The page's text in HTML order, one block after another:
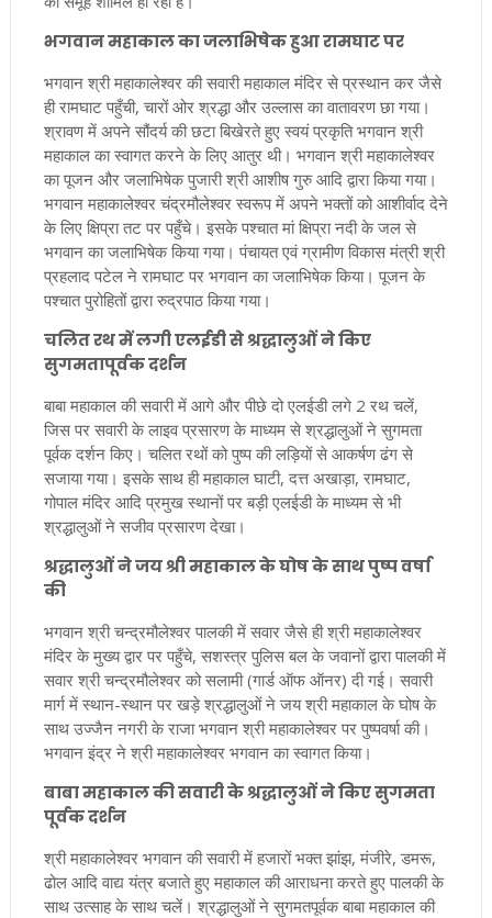
भगवान महाकाल का जलाभिषेक हुआ रामघाट पर
भगवान श्री महाकालेश्वर की सवारी महाकाल मंदिर से प्रस्थान कर जैसे
ही रामघाट पहुँची, चारों ओर श्रद्धा और उल्लास का वातावरण छा गया।
श्रावण में अपने सौंदर्य की छटा बिखेरते हुए स्वयं प्रकृति भगवान श्री
महाकाल का स्वागत करने के लिए आतुर थी। भगवान श्री महाकालेश्वर
का पूजन और जलाभिषेक पुजारी श्री आशीष गुरु आदि द्वारा किया गया।
भगवान महाकालेश्वर चंद्रमौलेश्वर स्वरूप में अपने भक्तों को आशीर्वाद देने
के लिए क्षिप्रा तट पर पहुँचे। इसके पश्चात मां क्षिप्रा नदी के जल से
भगवान का जलाभिषेक किया गया। पंचायत एवं ग्रामीण विकास मंत्री श्री
प्रहलाद पटेल ने रामघाट पर भगवान का जलाभिषेक किया। पूजन के
पश्चात पुरोहितों द्वारा रुद्रपाठ किया गया।
चलित रथ में लगी एलईडी से श्रद्धालुओं ने किए
सुगमतापूर्वक दर्शन
बाबा महाकाल की सवारी में आगे और पीछे दो एलईडी लगे 2 रथ चलें,
जिस पर सवारी के लाइव प्रसारण के माध्यम से श्रद्धालुओं ने सुगमता
पूर्वक दर्शन किए। चलित रथों को पुष्प की लड़ियों से आकर्षण ढंग से
सजाया गया। इसके साथ ही महाकाल घाटी, दत्त अखाड़ा, रामघाट,
गोपाल मंदिर आदि प्रमुख स्थानों पर बड़ी एलईडी के माध्यम से भी
श्रद्धालुओं ने सजीव प्रसारण देखा।
श्रद्धालुओं ने जय श्री महाकाल के घोष के साथ पुष्प वर्षा
की
भगवान श्री चन्द्रमौलेश्वर पालकी में सवार जैसे ही श्री महाकालेश्वर
मंदिर के मुख्य द्वार पर पहुँचे, सशस्त्र पुलिस बल के जवानों द्वारा पालकी में
सवार श्री चन्द्रमौलेश्वर को सलामी (गार्ड ऑफ ऑनर) दी गई। सवारी
मार्ग में स्थान-स्थान पर खड़े श्रद्धालुओं ने जय श्री महाकाल के घोष के
साथ उज्जैन नगरी के राजा भगवान श्री महाकालेश्वर पर पुष्पवर्षा की।
भगवान इंद्र ने श्री महाकालेश्वर भगवान का स्वागत किया।
बाबा महाकाल की सवारी के श्रद्धालुओं ने किए सुगमता
पूर्वक दर्शन
श्री महाकालेश्वर भगवान की सवारी में हजारों भक्त झांझ, मंजीरे, डमरू,
ढोल आदि वाद्य यंत्र बजाते हुए महाकाल की आराधना करते हुए पालकी के
साथ उत्साह के साथ चलें। श्रद्धालुओं ने सुगमतपूर्वक बाबा महाकाल की